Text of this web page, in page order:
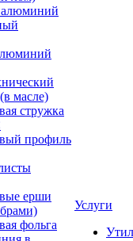
масле)
стружка
профиль
ерши
фольга
Услуги